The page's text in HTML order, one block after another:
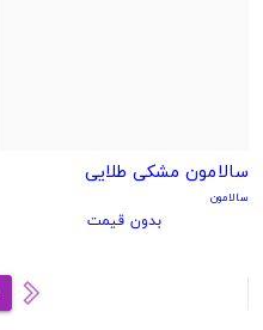
سالامون مشکی طلایی
سالامون
بدون قیمت